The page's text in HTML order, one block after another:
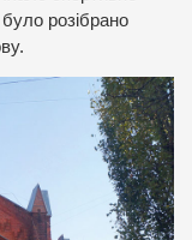
розібрано